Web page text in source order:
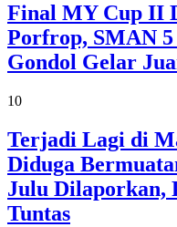
Final MY Cup II
Porfrop, SMAN
Gondol Gelar
10
Terjadi Lagi di
Diduga
Julu Dilaporkan,
Tuntas